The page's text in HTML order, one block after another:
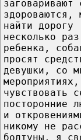
здороваются,
найти
несколько
ребенка,
просят
девушки, со
чувствовать
посторонние
и
никому не
болтуны, я